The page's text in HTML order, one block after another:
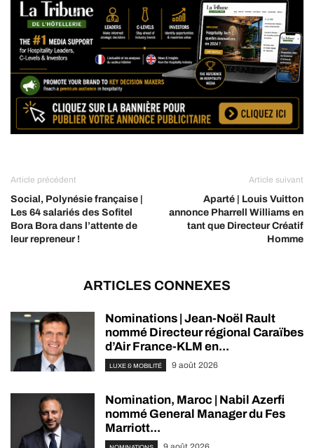
Article précédent
Social, Polynésie française |
Les 64 salariés des Sofitel
Bora Bora dans l’attente de
leur repreneur !
Article suivant
Aparté | Louis Vuitton
annonce Pharrell Williams en
tant que Directeur Créatif
Homme
ARTICLES CONNEXES
Nominations | Jean-Noël Rault
nommé Directeur régional Caraïbes
d’Air France-KLM en...
LUXE & MOBILITÉ 9 août 2026
Nomination, Maroc | Nabil Azerfi
nommé General Manager du Fes
Marriott...